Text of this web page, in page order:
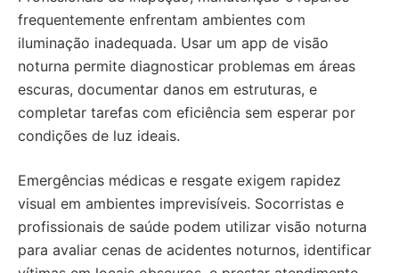
frequentemente enfrentam ambientes com
iluminação inadequada. Usar um app de visão
noturna permite diagnosticar problemas em áreas
escuras, documentar danos em estruturas, e
completar tarefas com eficiência sem esperar por
condições de luz ideais.
Emergências médicas e resgate exigem rapidez
visual em ambientes imprevisíveis. Socorristas e
profissionais de saúde podem utilizar visão noturna
para avaliar cenas de acidentes noturnos, identificar